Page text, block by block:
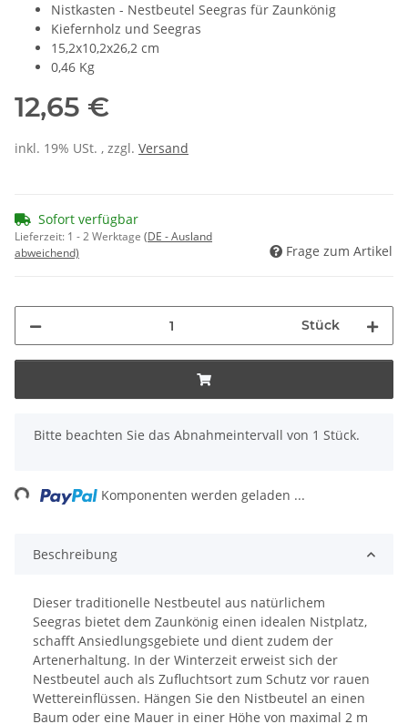
Nistkasten - Nestbeutel Seegras für Zaunkönig
Kiefernholz und Seegras
15,2x10,2x26,2 cm
0,46 Kg
12,65 €
inkl. 19% USt. , zzgl. Versand
Sofort verfügbar
Lieferzeit: 1 - 2 Werktage (DE - Ausland
abweichend)
Frage zum Artikel
Stück
x
Bitte beachten Sie das Abnahmeintervall von 1 Stück.
Komponenten werden geladen ...
Beschreibung
Dieser traditionelle Nestbeutel aus natürlichem
Seegras bietet dem Zaunkönig einen idealen Nistplatz,
schafft Ansiedlungsgebiete und dient zudem der
Artenerhaltung. In der Winterzeit erweist sich der
Nestbeutel auch als Zufluchtsort zum Schutz vor rauen
Wettereinflüssen. Hängen Sie den Nistbeutel an einen
Baum oder eine Mauer in einer Höhe von maximal 2 m